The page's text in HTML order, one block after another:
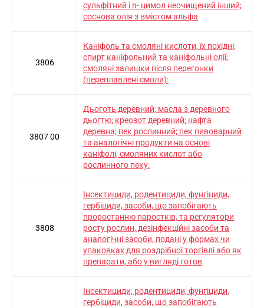
сульфітний і n- цимол неочищений інший;
соснова олія з вмістом альфа
3806
Каніфоль та смоляні кислоти, їх похідні;
спирт каніфольний та каніфольні олії;
смоляні залишки після перегонки
(переплавлені смоли):
3807 00
Дьоготь деревний; масла з деревного
дьогтю; креозот деревний; нафта
деревна; пек рослинний; пек пивоварний
та аналогічні продукти на основі
каніфолі, смоляних кислот або
рослинного пеку:
3808
Інсектициди, родентициди, фунгіциди,
гербіциди, засоби, що запобігають
проростанню паростків, та регулятори
росту рослин, дезінфекційні засоби та
аналогічні засоби, подані у формах чи
упаковках для роздрібної торгівлі або як
препарати, або у вигляді готов
Інсектициди, родентициди, фунгіциди,
гербіциди, засоби, що запобігають